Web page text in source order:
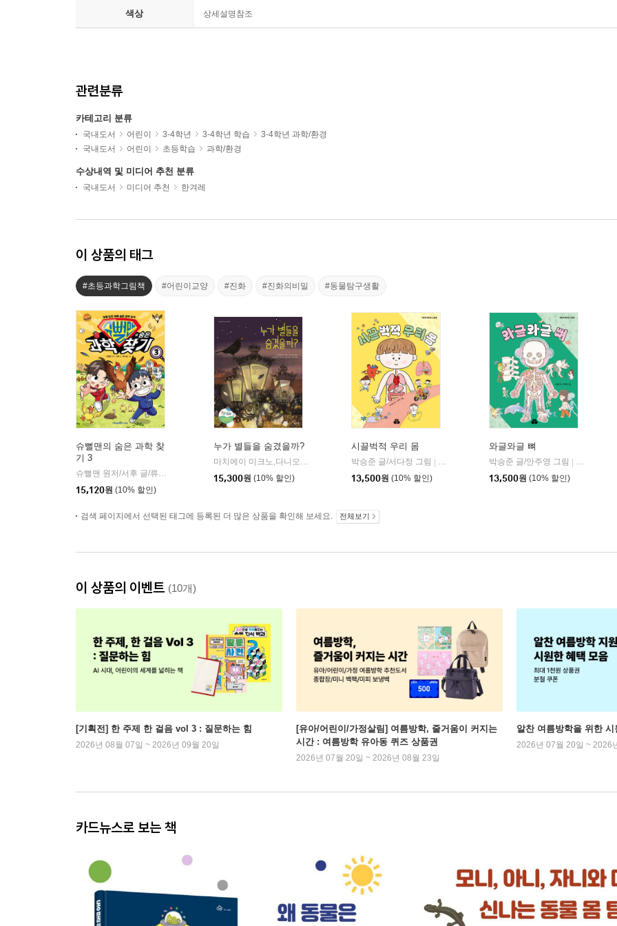
색상 상세설명참조
관련분류
카테고리 분류
국내도서 어린이 3-4학년 3-4학년 학습
3-4학년 과학/환경
국내도서
어린이 초등학습 과학/환경
수상내역 및 미디어 추천 분류
국내도서 미디어 추천 한겨레
이 상품의 태그
#초등과학그림책 #어린이교양 #진화 #진화의비밀 #동물탐구생활
슈뻘맨의 숨은 과학 찾
기 3
슈뻘맨 원저/서후 글/류수형 그림/샌드박스네트워크,정재형 감수
미래엔아이세움
15,120원 (10% 할인)
누가 별들을 숨겼을까?
마치에이 미크노,다니오 미제로키 글/발렌티나 고타르디 그림/이승수 역/장용준 감수 | 마음이음
15,300원 (10% 할인)
시끌벅적 우리 몸
박승준 글/서다정 그림
웃는기와
13,500원 (10% 할인)
와글와글 뼈
박승준 글/안주영 그림
웃는기와
13,500원 (10% 할인)
검색 페이지에서 선택된 태그에 등록된 더 많은 상품을 확인해 보세요. 전체보기
이 상품의 이벤트 (10개)
[기획전] 한 주제 한 걸음 vol 3 : 질문하는 힘
2026년 08월 07일 ~ 2026년 09월 20일
[유아/어린이/가정살림] 여름방학, 줄거움이 커지는
시간 : 여름방학 유아동 퀴즈 상품권
2026년 07월 20일 ~ 2026년 08월 23일
알찬 여름방학을 위한 시
2026년 07월 20일 ~ 2026
카드뉴스로 보는 책